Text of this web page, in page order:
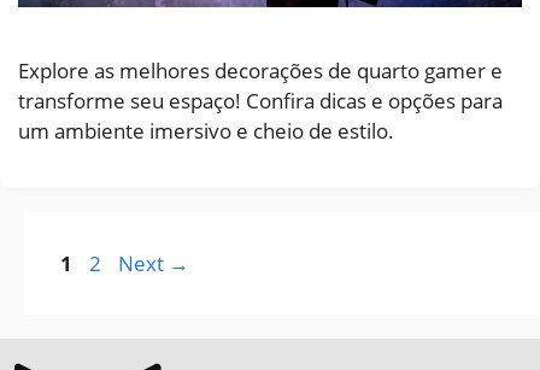
Explore as melhores decorações de quarto gamer e
transforme seu espaço! Confira dicas e opções para
um ambiente imersivo e cheio de estilo.
1 2 Next →